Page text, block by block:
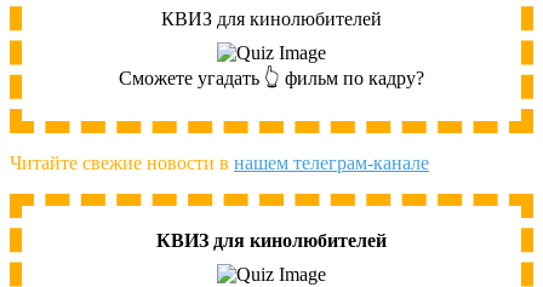
КВИЗ для кинолюбителей
Сможете угадать 👆 фильм по кадру?
Читайте свежие новости в нашем телеграм-канале
КВИЗ для кинолюбителей